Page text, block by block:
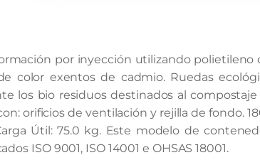
por inyección utilizando polietileno
color exentos de cadmio. Ruedas
los bio residuos destinados al
orificios de ventilación y rejilla de fondo.
Útil: 75.0 kg. Este modelo de
ISO 9001, ISO 14001 e OHSAS 18001.